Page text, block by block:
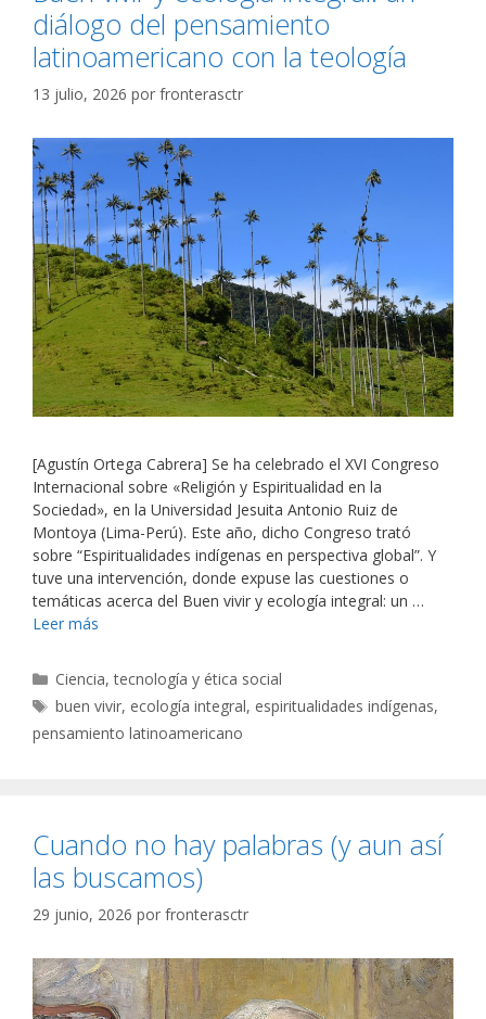
diálogo del pensamiento
latinoamericano con la teología
13 julio, 2026 por fronterasctr
[Agustín Ortega Cabrera] Se ha celebrado el XVI Congreso
Internacional sobre «Religión y Espiritualidad en la
Sociedad», en la Universidad Jesuita Antonio Ruiz de
Montoya (Lima-Perú). Este año, dicho Congreso trató
sobre “Espiritualidades indígenas en perspectiva global”. Y
tuve una intervención, donde expuse las cuestiones o
temáticas acerca del Buen vivir y ecología integral: un …
Leer más
Categorías
Ciencia, tecnología y ética social
Etiquetas
buen vivir, ecología integral, espiritualidades indígenas,
pensamiento latinoamericano
Cuando no hay palabras (y aun así
las buscamos)
29 junio, 2026 por fronterasctr